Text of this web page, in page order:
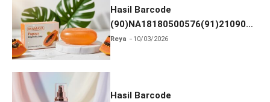
Hasil Barcode
(90)NA18180500576(91)210906
dan Izin BPOM
Reya 10/03/2026
Hasil Barcode